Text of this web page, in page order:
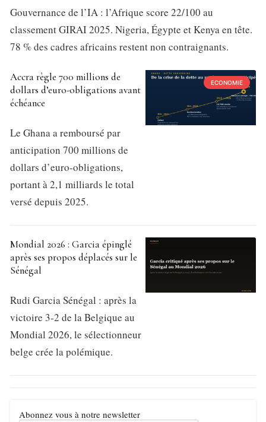
Gouvernance de l’IA : l’Afrique score 22/100 au
classement GIRAI 2025. Nigeria, Égypte et Kenya en tête.
78 % des cadres africains restent non contraignants.
ECONOMIE
Accra règle 700 millions de
dollars d’euro-obligations avant
échéance
Le Ghana a remboursé par
anticipation 700 millions de
dollars d’euro-obligations,
portant à 2,1 milliards le total
versé depuis 2025.
Mondial 2026 : Garcia épinglé
après ses propos déplacés sur le
Sénégal
Rudi Garcia Sénégal : après la
victoire 3-2 de la Belgique au
Mondial 2026, le sélectionneur
belge crée la polémique.
Abonnez vous à notre newsletter